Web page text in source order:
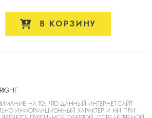
В КОРЗИНУ
НА ТО, ЧТО ДАННЫЙ ИНТЕРНЕТ-САЙТ
ИНФОРМАЦИОННЫЙ ХАРАКТЕР И НИ ПРИ